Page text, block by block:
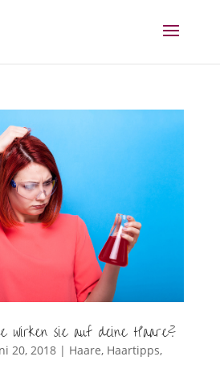
wirken sie auf deine Haare?
20, 2018| Haare, Haartipps,